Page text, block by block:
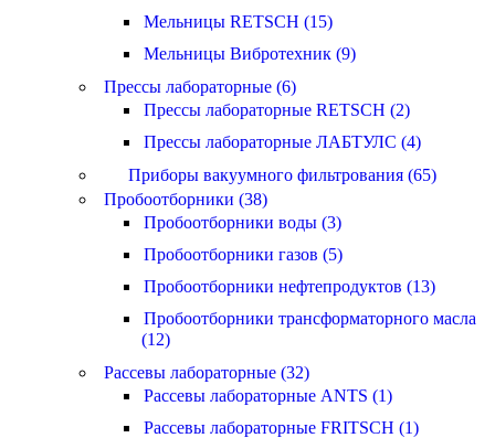
Мельницы RETSCH (15)
Мельницы Вибротехник (9)
Прессы лабораторные (6)
Прессы лабораторные RETSCH (2)
Прессы лабораторные ЛАБТУЛС (4)
Приборы вакуумного фильтрования (65)
Пробоотборники (38)
Пробоотборники воды (3)
Пробоотборники газов (5)
Пробоотборники нефтепродуктов (13)
Пробоотборники трансформаторного масла
(12)
Рассевы лабораторные (32)
Рассевы лабораторные ANTS (1)
Рассевы лабораторные FRITSCH (1)